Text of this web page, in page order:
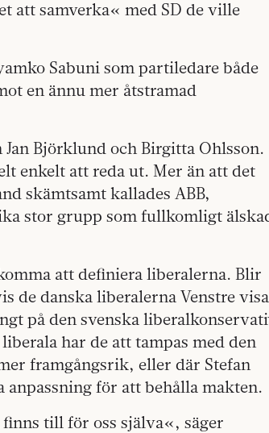
att samverka« med SD de ville
Sabuni som partiledare både
en ännu mer åtstramad
Björklund och Birgitta Ohlsson.
enkelt att reda ut. Mer än att det
skämtsamt kallades ABB,
stor grupp som fullkomligt
att definiera liberalerna. Blir
de danska liberalerna Venstre
på den svenska
har de att tampas med den
framgångsrik, eller där Stefan
för att behålla makten.
till för oss själva«, säger